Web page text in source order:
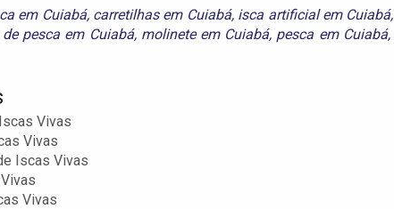
em Cuiabá, carretilhas em Cuiabá, isca artificial em Cuiabá,
pesca em Cuiabá, molinete em Cuiabá, pesca em Cuiabá,
Vivas
Vivas
Iscas Vivas
Vivas